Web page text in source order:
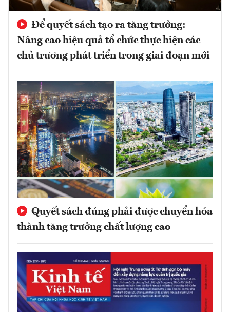
Để quyết sách tạo ra tăng trưởng:
Nâng cao hiệu quả tổ chức thực hiện các
chủ trương phát triển trong giai đoạn mới
Quyết sách đúng phải được chuyển hóa
thành tăng trưởng chất lượng cao